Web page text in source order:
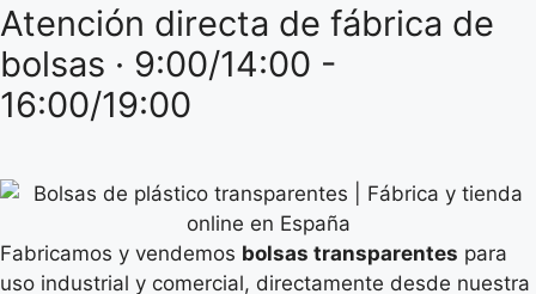
Atención directa de fábrica de
bolsas · 9:00/14:00 -
16:00/19:00
Fabricamos y vendemos bolsas transparentes para
uso industrial y comercial, directamente desde nuestra